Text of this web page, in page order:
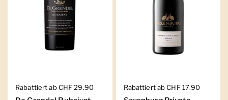
Regulärer Preis
Rabattiert ab CHF 29.90 Regulärer Preis
Rabattiert ab CHF 17.90